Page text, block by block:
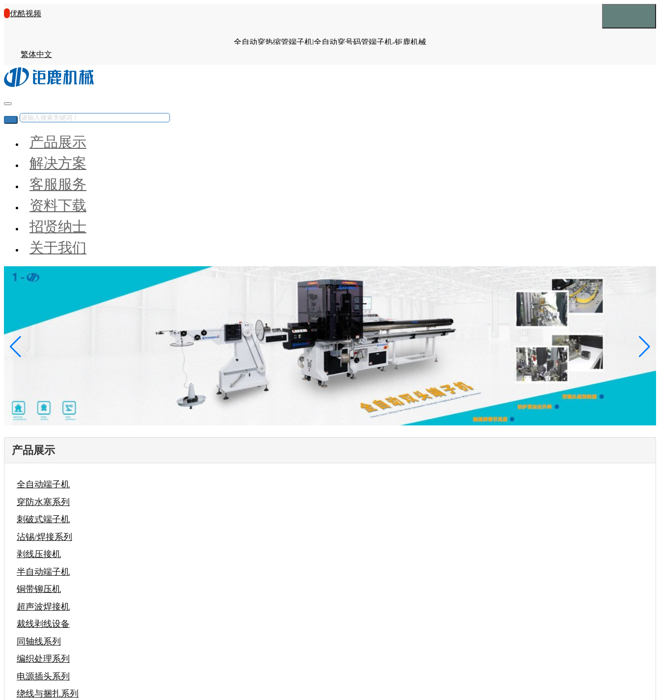
优酷视频
全自动穿热缩管端子机|全自动穿号码管端子机-钜鹿机械
繁体中文
产品展示
解决方案
客服服务
资料下载
招贤纳士
关于我们
产品展示
全自动端子机
穿防水塞系列
刺破式端子机
沾锡/焊接系列
剥线压接机
半自动端子机
铜带铆压机
超声波焊接机
裁线剥线设备
同轴线系列
编织处理系列
电源插头系列
绕线与捆扎系列